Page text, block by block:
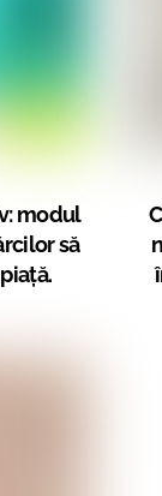
modul
să